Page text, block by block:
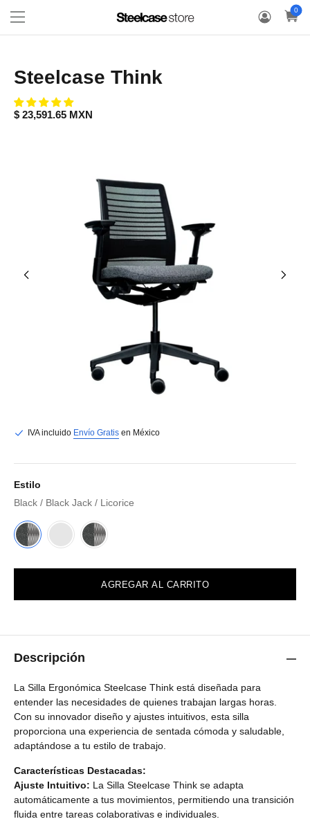
0
Steelcase Think
$ 23,591.65 MXN
IVA incluido Envío Gratis en México
Estilo
Black / Black Jack / Licorice
AGREGAR AL CARRITO
Descripción
La Silla Ergonómica Steelcase Think está diseñada para
entender las necesidades de quienes trabajan largas horas.
Con su innovador diseño y ajustes intuitivos, esta silla
proporciona una experiencia de sentada cómoda y saludable,
adaptándose a tu estilo de trabajo.
Características Destacadas:
Ajuste Intuitivo: La Silla Steelcase Think se adapta
automáticamente a tus movimientos, permitiendo una transición
fluida entre tareas colaborativas e individuales.